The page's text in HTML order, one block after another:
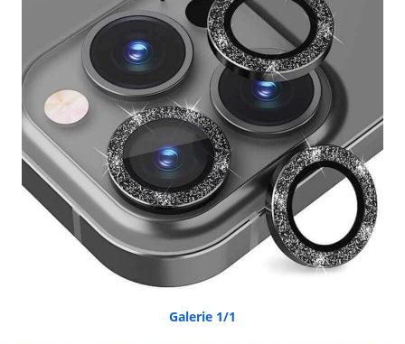
Galerie 1/1